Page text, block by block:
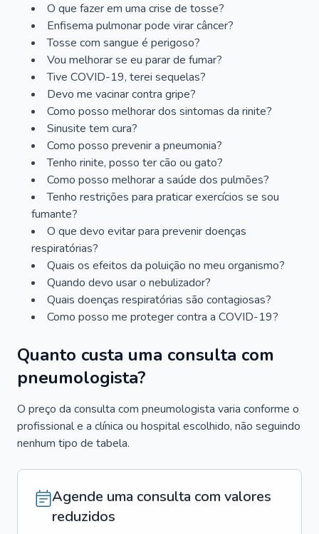
O que fazer em uma crise de tosse?
Enfisema pulmonar pode virar câncer?
Tosse com sangue é perigoso?
Vou melhorar se eu parar de fumar?
Tive COVID-19, terei sequelas?
Devo me vacinar contra gripe?
Como posso melhorar dos sintomas da rinite?
Sinusite tem cura?
Como posso prevenir a pneumonia?
Tenho rinite, posso ter cão ou gato?
Como posso melhorar a saúde dos pulmões?
Tenho restrições para praticar exercícios se sou
fumante?
O que devo evitar para prevenir doenças
respiratórias?
Quais os efeitos da poluição no meu organismo?
Quando devo usar o nebulizador?
Quais doenças respiratórias são contagiosas?
Como posso me proteger contra a COVID-19?
Quanto custa uma consulta com
pneumologista?
O preço da consulta com pneumologista varia conforme o
profissional e a clínica ou hospital escolhido, não seguindo
nenhum tipo de tabela.
Agende uma consulta com valores
reduzidos